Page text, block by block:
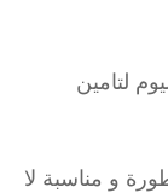
لتامين
و مناسبة لا